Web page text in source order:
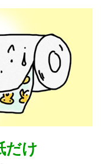
だけ